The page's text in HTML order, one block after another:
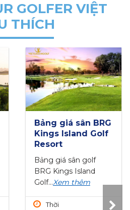
GOLFER VIỆT
THÍCH
NEW
Play&Stay Hà Nội
- Hải Phòng 3N2Đ:
3 vòng Golf + 2
Giá golf ưu đãi, Dịch
vụ golf chuyên...